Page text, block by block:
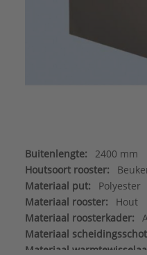
Buitenlengte:
2400 mm
Houtsoort rooster:
Materiaal put:
Polyester
Materiaal rooster:
Hout
Materiaal roosterkader:
Materiaal
Materiaal